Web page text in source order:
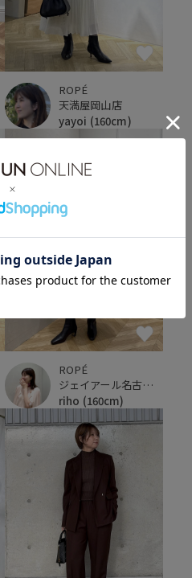
ROPÉ
天満屋岡山店
yayoi (160cm)
ROPÉ
ジェイアール名古屋タカシマヤ
riho (160cm)